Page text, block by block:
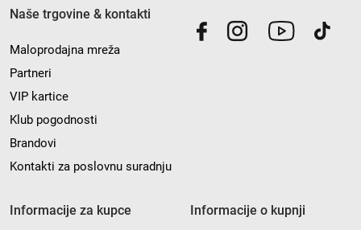
Naše trgovine & kontakti
Maloprodajna mreža
Partneri
VIP kartice
Klub pogodnosti
Brandovi
Kontakti za poslovnu suradnju
Informacije za kupce Informacije o kupnji